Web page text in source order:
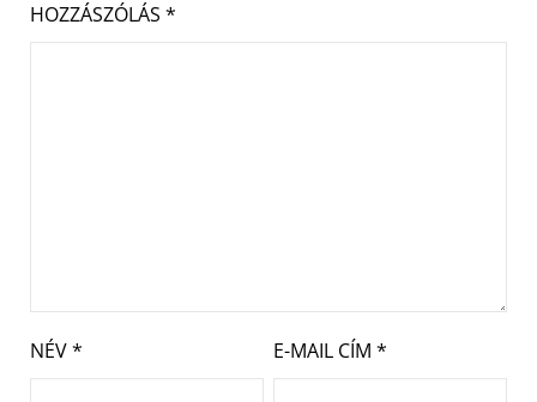
HOZZÁSZÓLÁS *
NÉV* E-MAIL CÍM *